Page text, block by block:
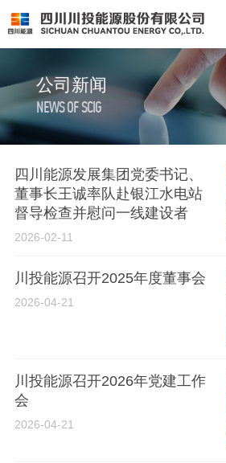
公司新闻
NEWS OF SCIG
四川能源发展集团党委书记、
董事长王诚率队赴银江水电站
督导检查并慰问一线建设者
2026-02-11
川投能源召开2025年度董事会
2026-04-21
川投能源召开2026年党建工作
会
2026-04-21